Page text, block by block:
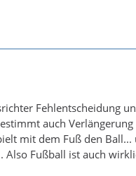
Fehlentscheidung
auch
mit dem Fuß den Ball...
Also Fußball ist auch